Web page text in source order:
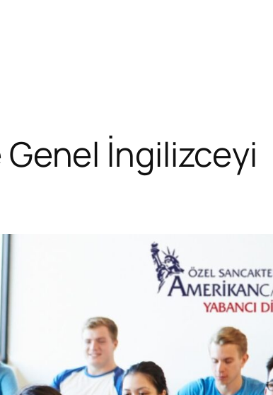
Genel İngilizceyi